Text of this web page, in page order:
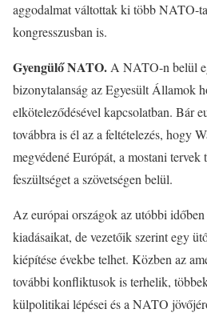
aggodalmat váltottak ki több NATO-
kongresszusban is.
Gyengülő NATO. A NATO-n belül
bizonytalanság az Egyesült Államok
elköteleződésével kapcsolatban. Bár
továbbra is él az a feltételezés, hogy
megvédené Európát, a mostani tervek
feszültséget a szövetségen belül.
Az európai országok az utóbbi
kiadásaikat, de vezetőik szerint egy
kiépítése évekbe telhet. Közben az
további konfliktusok is terhelik,
külpolitikai lépései és a NATO